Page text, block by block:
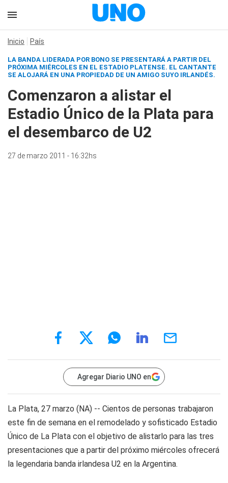
Inicio País
LA BANDA LIDERADA POR BONO SE PRESENTARÁ A PARTIR DEL
PRÓXIMA MIÉRCOLES EN EL ESTADIO PLATENSE. EL CANTANTE
SE ALOJARÁ EN UNA PROPIEDAD DE UN AMIGO SUYO IRLANDÉS.
Comenzaron a alistar el
Estadio Único de la Plata para
el desembarco de U2
27 de marzo 2011 - 16:32hs
Agregar Diario UNO en
La Plata, 27 marzo (NA) -- Cientos de personas trabajaron
este fin de semana en el remodelado y sofisticado Estadio
Único de La Plata con el objetivo de alistarlo para las tres
presentaciones que a partir del próximo miércoles ofrecerá
la legendaria banda irlandesa U2 en la Argentina.